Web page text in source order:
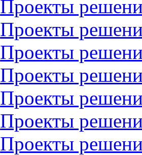
Проекты
Проекты
Проекты
Проекты
Проекты
Проекты
Проекты